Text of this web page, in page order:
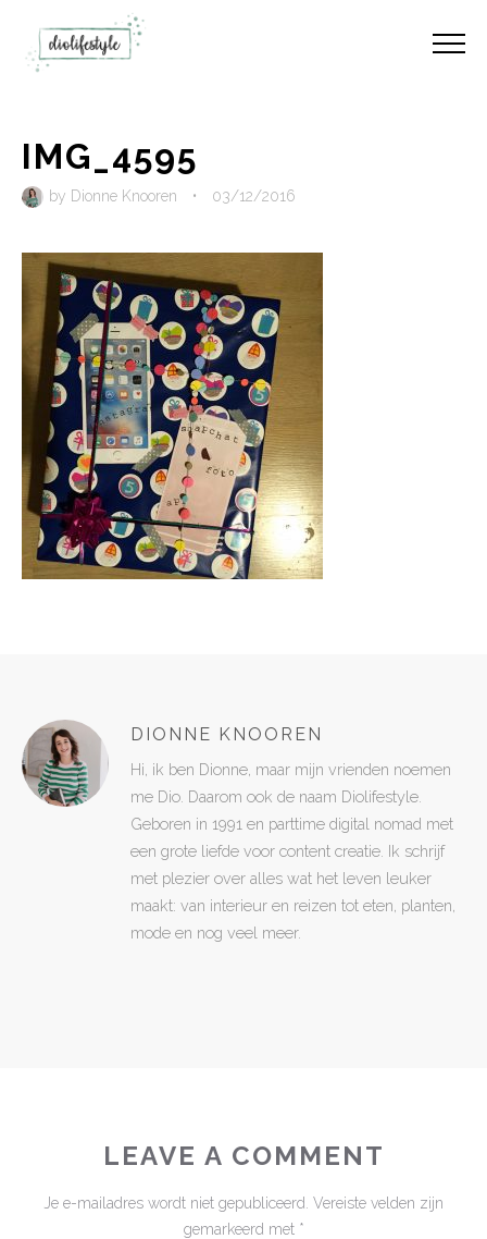
IMG_4595
by Dionne Knooren • 03/12/2016
DIONNE KNOOREN
Hi, ik ben Dionne, maar mijn vrienden noemen
me Dio. Daarom ook de naam Diolifestyle.
Geboren in 1991 en parttime digital nomad met
een grote liefde voor content creatie. Ik schrijf
met plezier over alles wat het leven leuker
maakt: van interieur en reizen tot eten, planten,
mode en nog veel meer.
LEAVE A COMMENT
Je e-mailadres wordt niet gepubliceerd. Vereiste velden zijn
gemarkeerd met *